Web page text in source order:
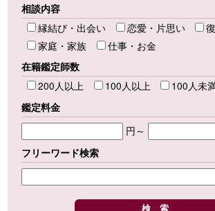
相談内容
縁結び・出会い
恋愛・片思い
家庭・家族
仕事・お金
在籍鑑定師数
200人以上
100人以上
100人未
鑑定料金
円～
フリーワード検索